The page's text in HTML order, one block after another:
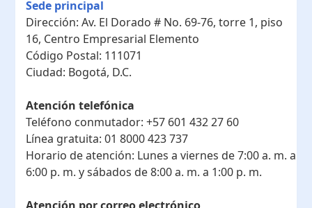
Sede principal
Dirección: Av. El Dorado # No. 69-76, torre 1, piso
16, Centro Empresarial Elemento
Código Postal: 111071
Ciudad: Bogotá, D.C.
Atención telefónica
Teléfono conmutador: +57 601 432 27 60
Línea gratuita: 01 8000 423 737
Horario de atención: Lunes a viernes de 7:00 a. m. a
6:00 p. m. y sábados de 8:00 a. m. a 1:00 p. m.
Atención por correo electrónico